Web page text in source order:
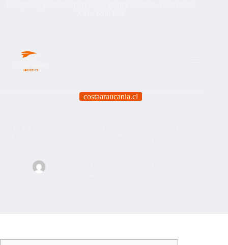
costaaraucania.cl